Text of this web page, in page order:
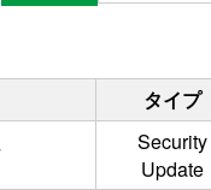
タイプ
Security
Update